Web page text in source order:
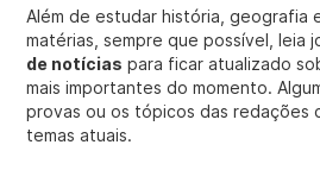
Além de estudar história, geografia
matérias, sempre que possível, leia
de notícias para ficar atualizado
mais importantes do momento.
provas ou os tópicos das redações
temas atuais.